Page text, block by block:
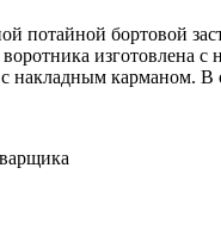
потайной бортовой
изготовлена
накладным карманом. В